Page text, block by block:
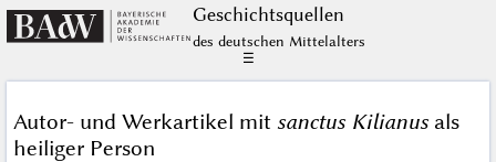
Geschichts­quellen
des deutschen Mittelalters
☰
Autor- und Werkartikel mit sanctus Kilianusals
heiliger Person